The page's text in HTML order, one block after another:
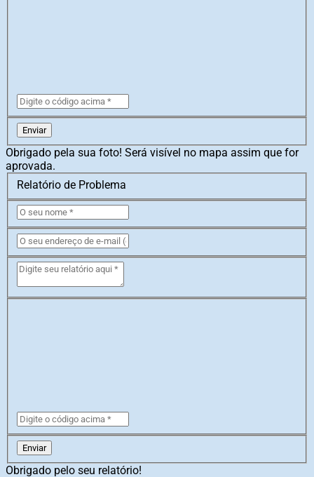
Enviar
Obrigado pela sua foto! Será visível no mapa assim que for
aprovada.
Relatório de Problema
Enviar
Obrigado pelo seu relatório!